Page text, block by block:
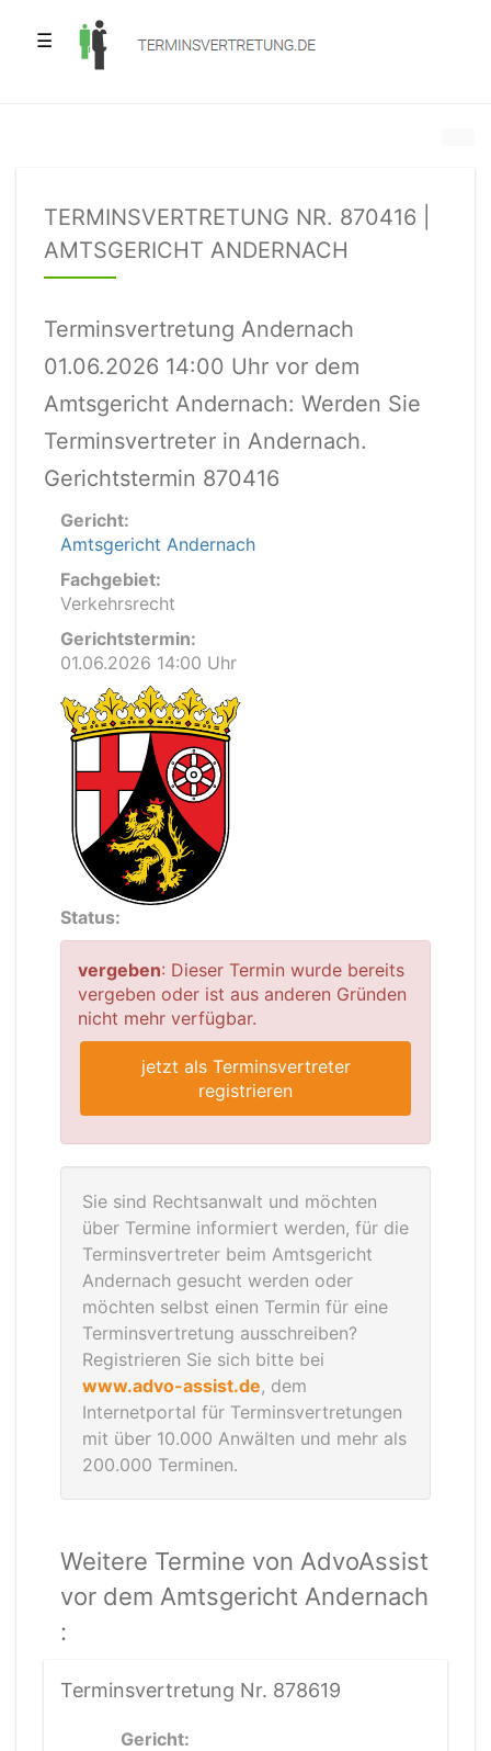
☰
TERMINSVERTRETUNG NR. 870416 |
AMTSGERICHT ANDERNACH
Terminsvertretung Andernach
01.06.2026 14:00 Uhr vor dem
Amtsgericht Andernach: Werden Sie
Terminsvertreter in Andernach.
Gerichtstermin 870416
Gericht:
Amtsgericht Andernach
Fachgebiet:
Verkehrsrecht
Gerichtstermin:
01.06.2026 14:00 Uhr
Status:
vergeben: Dieser Termin wurde bereits
vergeben oder ist aus anderen Gründen
nicht mehr verfügbar.
jetzt als Terminsvertreter
registrieren
Sie sind Rechtsanwalt und möchten
über Termine informiert werden, für die
Terminsvertreter beim Amtsgericht
Andernach gesucht werden oder
möchten selbst einen Termin für eine
Terminsvertretung ausschreiben?
Registrieren Sie sich bitte bei
www.advo-assist.de, dem
Internetportal für Terminsvertretungen
mit über 10.000 Anwälten und mehr als
200.000 Terminen.
Weitere Termine von AdvoAssist
vor dem Amtsgericht Andernach
:
Terminsvertretung Nr. 878619
Gericht: